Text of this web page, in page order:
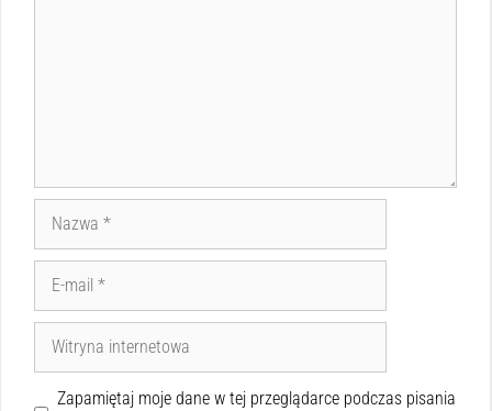
Zapamiętaj moje dane w tej przeglądarce podczas pisania